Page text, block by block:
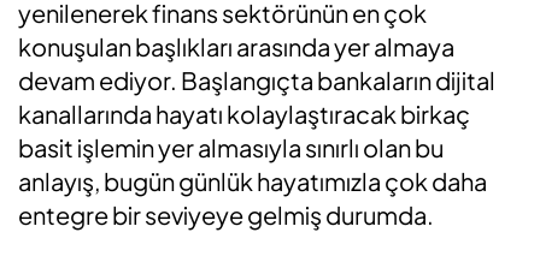
yenilenerek finans sektörünün en çok
konuşulan başlıkları arasında yer almaya
devam ediyor. Başlangıçta bankaların dijital
kanallarında hayatı kolaylaştıracak birkaç
basit işlemin yer almasıyla sınırlı olan bu
anlayış, bugün günlük hayatımızla çok daha
entegre bir seviyeye gelmiş durumda.